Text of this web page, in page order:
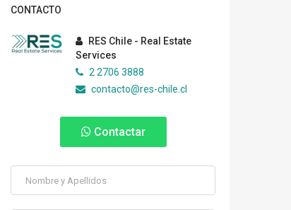
CONTACTO
RES Chile - Real Estate
Services
2 2706 3888
contacto@res-chile.cl
Contactar